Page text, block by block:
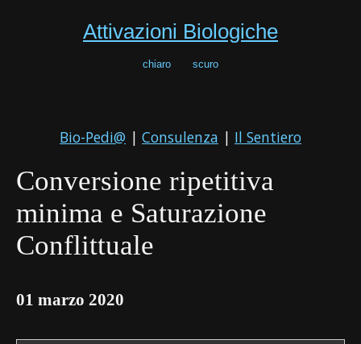
Attivazioni Biologiche
chiaro scuro
Bio-Pedi@ | Consulenza | Il Sentiero
Conversione ripetitiva
minima e Saturazione
Conflittuale
01 marzo 2020